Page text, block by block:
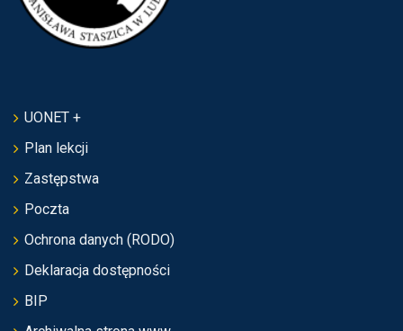
UONET +
Plan lekcji
Zastępstwa
Poczta
Ochrona danych (RODO)
Deklaracja dostępności
BIP